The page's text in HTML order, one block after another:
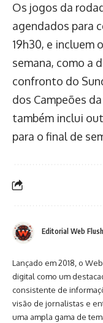
Os jogos da
agendados para
19h30, e incluem
semana, como a
confronto do
dos Campeões
também inclui
para o final de
Editorial Web Flush
Lançado em 2018, o
digital como um
consistente de
visão de jornalistas e
uma ampla gama de